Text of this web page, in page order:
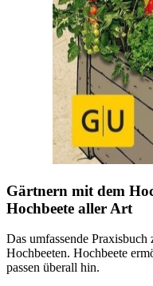
Gärtnern mit dem
Hochbeete aller Art
Das umfassende
Hochbeeten. Hochbeete
passen überall hin.